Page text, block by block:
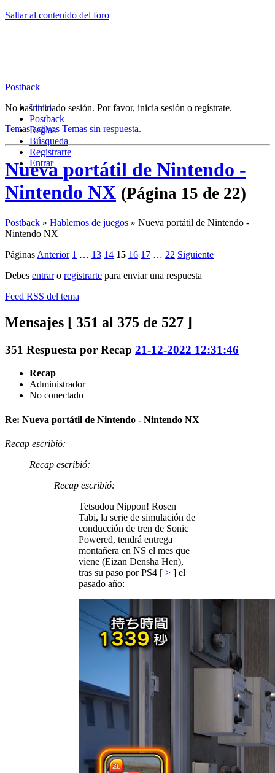
Saltar al contenido del foro
Postback
Inicio
Postback
Reglas
Búsqueda
Registrarte
Entrar
No has iniciado sesión. Por favor, inicia sesión o regístrate.
Temas activos Temas sin respuesta.
Nueva portátil de Nintendo -
Nintendo NX (Página 15 de 22)
Postback » Hablemos de juegos » Nueva portátil de Nintendo -
Nintendo NX
Páginas Anterior 1 … 13 14 15 16 17 … 22 Siguiente
Debes entraro registrarte para enviar una respuesta
Feed RSS del tema
Mensajes [ 351 al 375 de 527 ]
351 Respuesta por Recap 21-12-2022 12:31:46
Recap
Administrador
No conectado
Re: Nueva portátil de Nintendo - Nintendo NX
Recap escribió:
Recap escribió:
Recap escribió:
Tetsudou Nippon! Rosen
Tabi, la serie de simulación de
conducción de tren de Sonic
Powered, tendrá entrega
montañera en NS el mes que
viene (Eizan Densha Hen),
tras su paso por PS4 [ > ] el
pasado año: